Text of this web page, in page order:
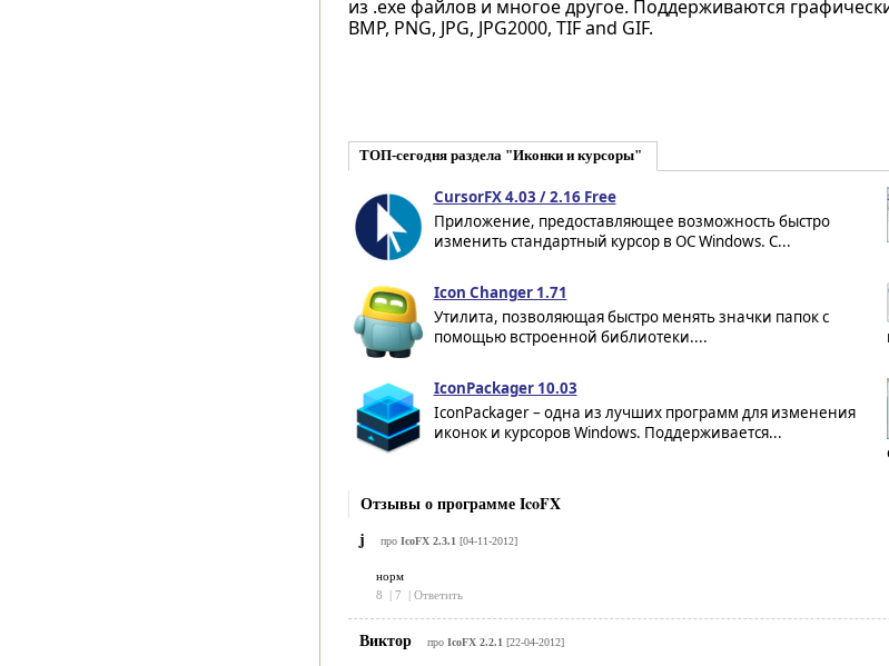
из .exe файлов и многое другое. Поддерживаются
BMP, PNG, JPG, JPG2000, TIF and GIF.
ТОП-сегодня раздела "Иконки и курсоры"
CursorFX 4.03 / 2.16 Free
Приложение, предоставляющее возможность быстро
изменить стандартный курсор в ОС Windows. С...
Icon Changer 1.71
Утилита, позволяющая быстро менять значки папок с
помощью встроенной библиотеки....
IconPackager 10.03
IconPackager – одна из лучших программ для изменения
иконок и курсоров Windows. Поддерживается...
Отзывы о программе IcoFX
j
про IcoFX 2.3.1 [04-11-2012]
норм
8
7 Ответить
Виктор про IcoFX 2.2.1[22-04-2012]